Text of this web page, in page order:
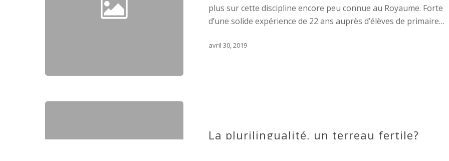
plus sur cette discipline encore peu connue au Royaume. Forte
d’une solide expérience de 22 ans auprès d’élèves de primaire…
avril 30, 2019
La plurilingualité, un terreau fertile?